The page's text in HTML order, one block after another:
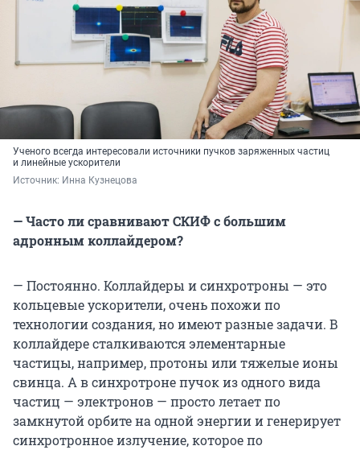
Ученого всегда интересовали источники пучков заряженных частиц
и линейные ускорители
Источник: Инна Кузнецова
— Часто ли сравнивают СКИФ с большим
адронным коллайдером?
— Постоянно. Коллайдеры и синхротроны — это
кольцевые ускорители, очень похожи по
технологии создания, но имеют разные задачи. В
коллайдере сталкиваются элементарные
частицы, например, протоны или тяжелые ионы
свинца. А в синхротроне пучок из одного вида
частиц — электронов — просто летает по
замкнутой орбите на одной энергии и генерирует
синхротронное излучение, которое по